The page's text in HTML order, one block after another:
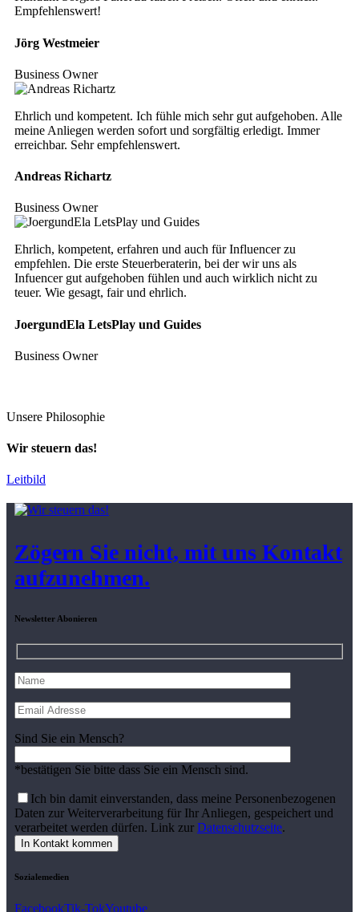
Empfehlenswert!
Jörg Westmeier
Business Owner
Ehrlich und kompetent. Ich fühle mich sehr gut aufgehoben. Alle
meine Anliegen werden sofort und sorgfältig erledigt. Immer
erreichbar. Sehr empfehlenswert.
Andreas Richartz
Business Owner
Ehrlich, kompetent, erfahren und auch für Influencer zu
empfehlen. Die erste Steuerberaterin, bei der wir uns als
Infuencer gut aufgehoben fühlen und auch wirklich nicht zu
teuer. Wie gesagt, fair und ehrlich.
JoergundEla LetsPlay und Guides
Business Owner
Unsere Philosophie
Wir steuern das!
Leitbild
Zögern Sie nicht, mit uns Kontakt
aufzunehmen.
Newsletter Abonieren
Sind Sie ein Mensch?
*bestätigen Sie bitte dass Sie ein Mensch sind.
Ich bin damit einverstanden, dass meine Personenbezogenen
Daten zur Weiterverarbeitung für Ihr Anliegen, gespeichert und
verarbeitet werden dürfen. Link zur Datenschutzseite.
Sozialemedien
FacebookTik-TokYoutube